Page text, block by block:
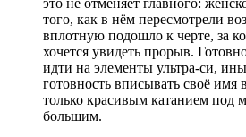
того, как в нём пересмотрели
вплотную подошло к черте, за
хочется увидеть прорыв.
идти на элементы ультра-си,
готовность вписывать своё имя
только красивым катанием под
большим.